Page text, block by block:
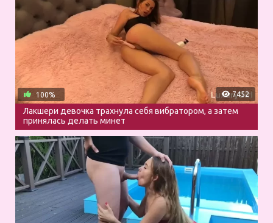
7452
100%
Лакшери девочка трахнула себя вибратором, а затем
принялась делать минет